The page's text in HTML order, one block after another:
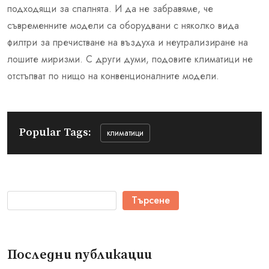
подходящи за спалнята. И да не забравяме, че
съвременните модели са оборудвани с няколко вида
филтри за пречистване на въздуха и неутрализиране на
лошите миризми. С други думи, подовите климатици не
отстъпват по нищо на конвенционалните модели.
Popular Tags: климатици
Търсене
Последни публикации